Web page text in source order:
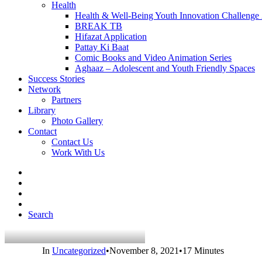
Health
Health & Well-Being Youth Innovation Challenge
BREAK TB
Hifazat Application
Pattay Ki Baat
Comic Books and Video Animation Series
Aghaaz – Adolescent and Youth Friendly Spaces
Success Stories
Network
Partners
Library
Photo Gallery
Contact
Contact Us
Work With Us
Search
In Uncategorized•November 8, 2021 •17 Minutes